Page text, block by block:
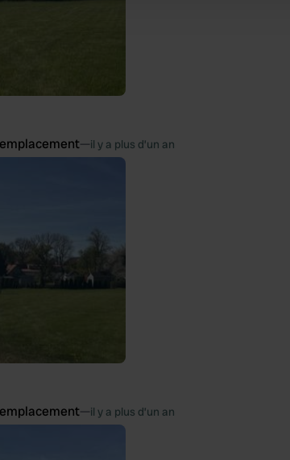
—il y a plus d’un an
—il y a plus d’un an